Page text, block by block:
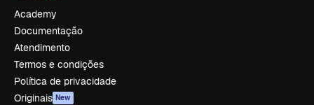
Academy
Documentação
Atendimento
Termos e condições
Política de privacidade
Originais New